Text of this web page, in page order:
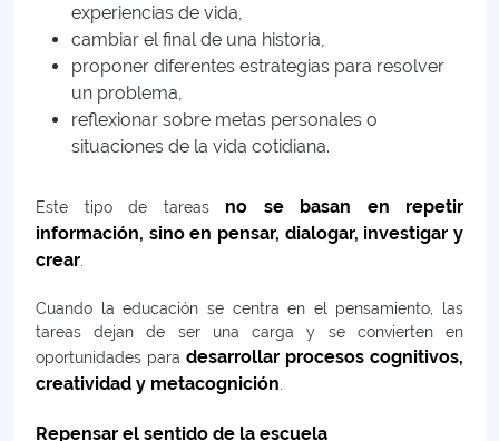
experiencias de vida,
cambiar el final de una historia,
proponer diferentes estrategias para resolver
un problema,
reflexionar sobre metas personales o
situaciones de la vida cotidiana.
Este tipo de tareas no se basan en repetir
información, sino en pensar, dialogar, investigar y
crear
Cuando la educación se centra en el pensamiento, las
tareas dejan de ser una carga y se convierten en
oportunidades para desarrollar procesos cognitivos,
creatividad y metacognición
Repensar el sentido de la escuela